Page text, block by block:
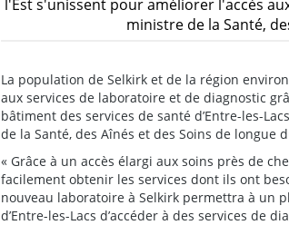
l'Est s'unissent pour améliorer l'accès
ministre de la Santé,
La population de Selkirk et de la région
aux services de laboratoire et de diagnostic
bâtiment des services de santé d’Entre-les-
de la Santé, des Aînés et des Soins de longue
« Grâce à un accès élargi aux soins près de
facilement obtenir les services dont ils ont
nouveau laboratoire à Selkirk permettra à un
d’Entre-les-Lacs d’accéder à des services de